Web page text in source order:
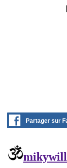
Partager sur